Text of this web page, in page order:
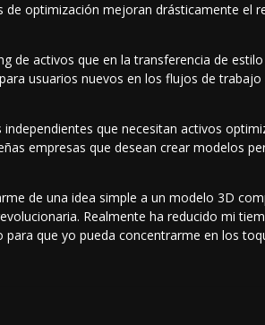
de optimización mejoran drásticamente el
de activos que en la transferencia de
usuarios nuevos en los flujos de trabajo
que necesitan activos
empresas que desean crear modelos
de una idea simple a un modelo 3D
Realmente ha reducido mi
que yo pueda concentrarme en los